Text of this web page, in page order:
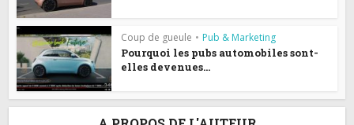
Coup de gueule • Pub & Marketing
Pourquoi les pubs automobiles sont-
elles devenues...